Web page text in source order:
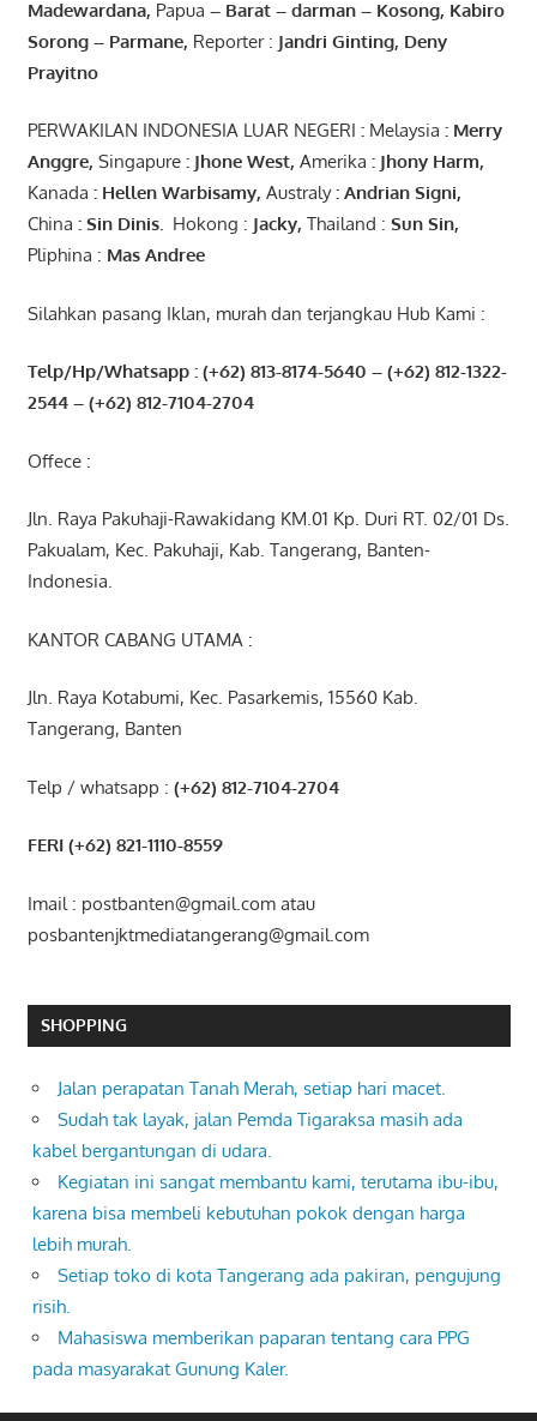
Madewardana, Papua – Barat – darman– Kosong, Kabiro
Sorong– Parmane, Reporter : Jandri Ginting, Deny
Prayitno
PERWAKILAN INDONESIA LUAR NEGERI : Melaysia : Merry
Anggre, Singapure: JhoneWest, Amerika : JhonyHarm,
Kanada : Hellen Warbisamy, Australy: Andrian Signi,
China : Sin Dinis. Hokong : Jacky, Thailand : Sun Sin,
Pliphina : Mas Andree
Silahkan pasang Iklan, murah dan terjangkau Hub Kami :
Telp/Hp/Whatsapp : (+62) 813-8174-5640 – (+62) 812-1322-
2544– (+62) 812-7104-2704
Offece :
Jln. Raya Pakuhaji-Rawakidang KM.01 Kp. Duri RT. 02/01 Ds.
Pakualam, Kec. Pakuhaji, Kab. Tangerang, Banten-
Indonesia.
KANTOR CABANG UTAMA :
Jln. Raya Kotabumi, Kec. Pasarkemis, 15560 Kab.
Tangerang, Banten
Telp / whatsapp : (+62) 812-7104-2704
FERI (+62) 821-1110-8559
Imail : postbanten@gmail.com atau
posbantenjktmediatangerang@gmail.com
SHOPPING
Jalan perapatan Tanah Merah, setiap hari macet.
Sudah tak layak, jalan Pemda Tigaraksa masih ada
kabel bergantungan di udara.
Kegiatan ini sangat membantu kami, terutama ibu-ibu,
karena bisa membeli kebutuhan pokok dengan harga
lebih murah.
Setiap toko di kota Tangerang ada pakiran, pengujung
risih.
Mahasiswa memberikan paparan tentang cara PPG
pada masyarakat Gunung Kaler.